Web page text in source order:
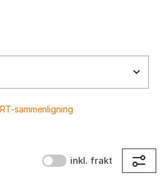
sammenligning
inkl. frakt